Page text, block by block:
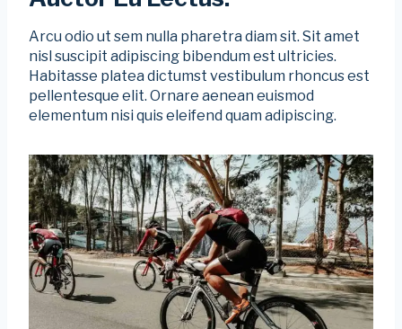
Arcu odio ut sem nulla pharetra diam sit. Sit amet
nisl suscipit adipiscing bibendum est ultricies.
Habitasse platea dictumst vestibulum rhoncus est
pellentesque elit. Ornare aenean euismod
elementum nisi quis eleifend quam adipiscing.